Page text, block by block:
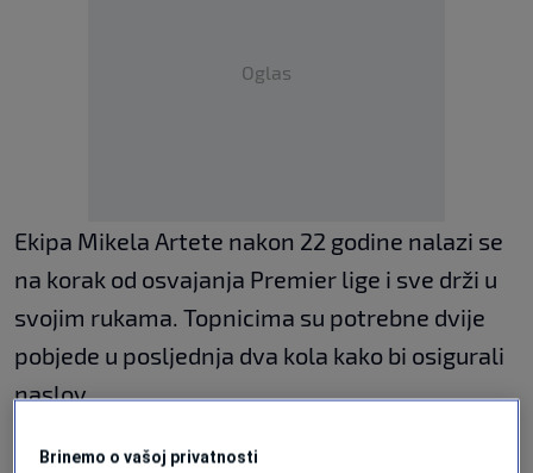
Oglas
Ekipa Mikela Artete nakon 22 godine nalazi se
na korak od osvajanja Premier lige i sve drži u
svojim rukama. Topnicima su potrebne dvije
pobjede u posljednja dva kola kako bi osigurali
naslov.
Arsenal prvo 18. maja dočekuje Burnley, a
Brinemo o vašoj privatnosti